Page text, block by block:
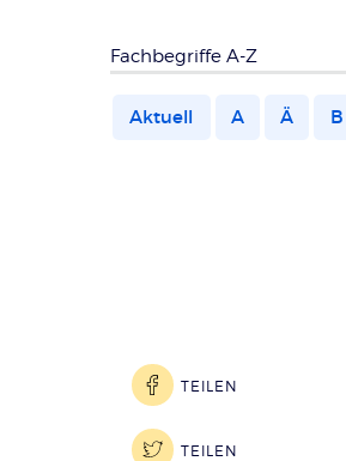
Fachbegriffe A-Z
Aktuell A Ä B
TEILEN
TEILEN